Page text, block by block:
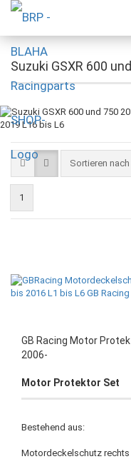
Suzuki GSXR 600
Sortieren nach
Sortieren nach
1
GB Racing Motor
2006-
Motor Protektor Set
Bestehend aus:
Motordeckelschutz